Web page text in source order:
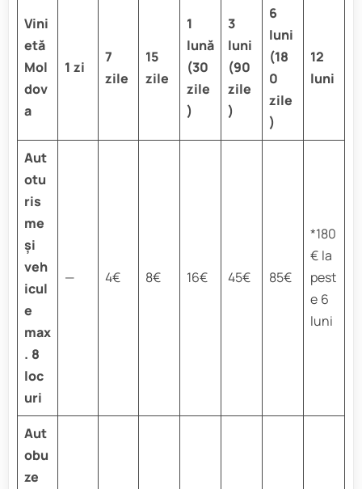
Vini
etă
Mol
dov
a
1 zi
7
zile
15
zile
1
lună
(30
zile
)
3
luni
(90
zile
)
6
luni
(18
0
zile
)
12
luni
Aut
otu
ris
me
și
veh
icul
e
max
. 8
loc
uri
— 4€ 8€ 16€ 45€ 85€
*180
€ la
pest
e 6
luni
Aut
obu
ze